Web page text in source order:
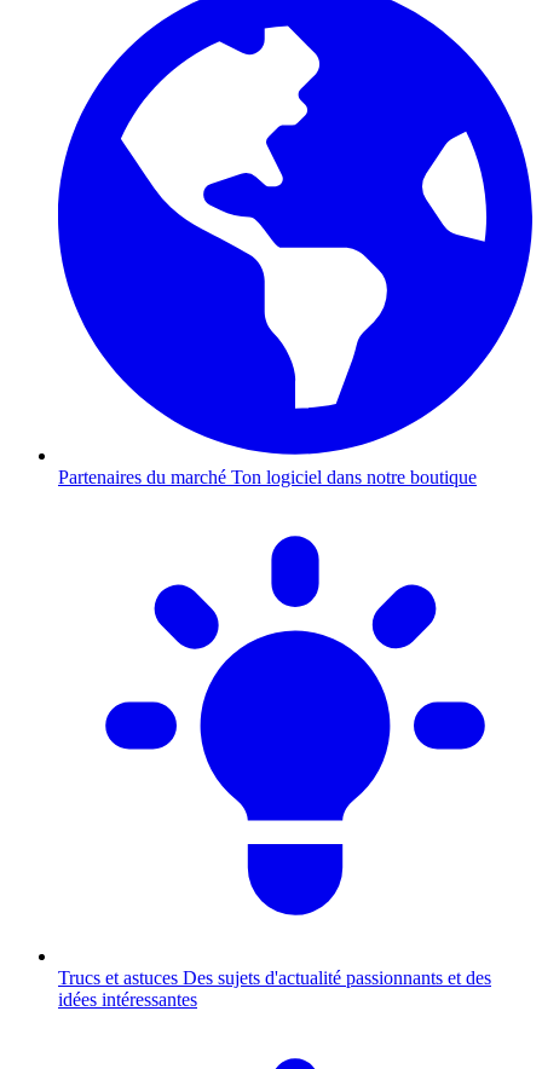
Partenaires du marché Ton logiciel dans notre boutique
Trucs et astuces Des sujets d'actualité passionnants et des
idées intéressantes